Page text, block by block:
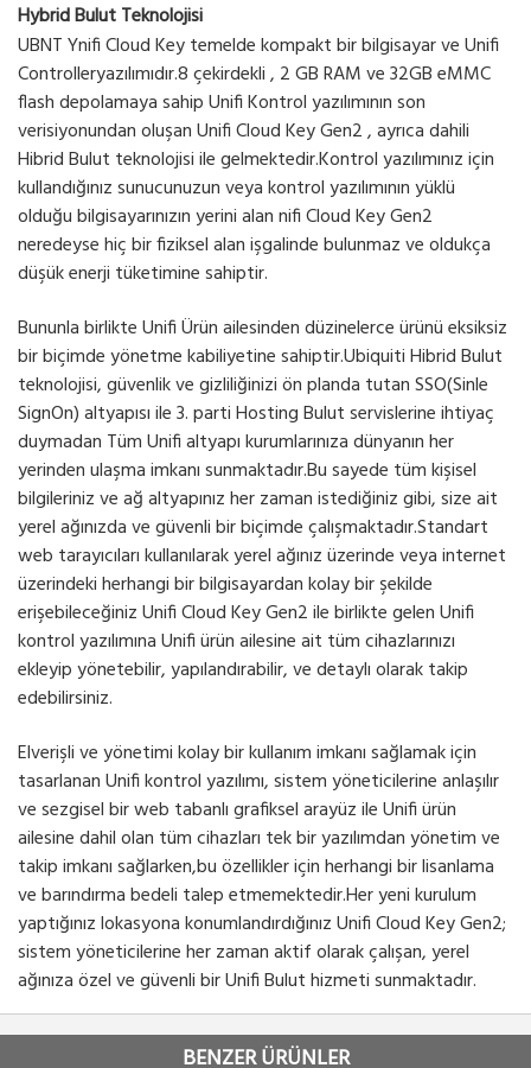
Hybrid Bulut Teknolojisi
UBNT Ynifi Cloud Key temelde kompakt bir bilgisayar ve Unifi
Controlleryazılımıdır.8 çekirdekli , 2 GB RAM ve 32GB eMMC
flash depolamaya sahip Unifi Kontrol yazılımının son
verisiyonundan oluşan Unifi Cloud Key Gen2 , ayrıca dahili
Hibrid Bulut teknolojisi ile gelmektedir.Kontrol yazılımınız için
kullandığınız sunucunuzun veya kontrol yazılımının yüklü
olduğu bilgisayarınızın yerini alan nifi Cloud Key Gen2
neredeyse hiç bir fiziksel alan işgalinde bulunmaz ve oldukça
düşük enerji tüketimine sahiptir.
Bununla birlikte Unifi Ürün ailesinden düzinelerce ürünü eksiksiz
bir biçimde yönetme kabiliyetine sahiptir.Ubiquiti Hibrid Bulut
teknolojisi, güvenlik ve gizliliğinizi ön planda tutan SSO(Sinle
Sign­On) altyapısı ile 3. parti Hosting Bulut servislerine ihtiyaç
duymadan Tüm Unifi altyapı kurumlarınıza dünyanın her
yerinden ulaşma imkanı sunmaktadır.Bu sayede tüm kişisel
bilgileriniz ve ağ altyapınız her zaman istediğiniz gibi, size ait
yerel ağınızda ve güvenli bir biçimde çalışmaktadır.Standart
web tarayıcıları kullanılarak yerel ağınız üzerinde veya internet
üzerindeki herhangi bir bilgisayardan kolay bir şekilde
erişebileceğiniz Unifi Cloud Key Gen2 ile birlikte gelen Unifi
kontrol yazılımına Unifi ürün ailesine ait tüm cihazlarınızı
ekleyip yönetebilir, yapılandırabilir, ve detaylı olarak takip
edebilirsiniz.
Elverişli ve yönetimi kolay bir kullanım imkanı sağlamak için
tasarlanan Unifi kontrol yazılımı, sistem yöneticilerine anlaşılır
ve sezgisel bir web tabanlı grafiksel arayüz ile Unifi ürün
ailesine dahil olan tüm cihazları tek bir yazılımdan yönetim ve
takip imkanı sağlarken,bu özellikler için herhangi bir lisanlama
ve barındırma bedeli talep etmemektedir.Her yeni kurulum
yaptığınız lokasyona konumlandırdığınız Unifi Cloud Key Gen2;
sistem yöneticilerine her zaman aktif olarak çalışan, yerel
ağınıza özel ve güvenli bir Unifi Bulut hizmeti sunmaktadır.
BENZER ÜRÜNLER